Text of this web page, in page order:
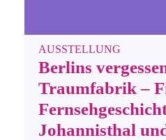
AUSSTELLUNG
Berlins
Traumfabrik –
Johannisthal